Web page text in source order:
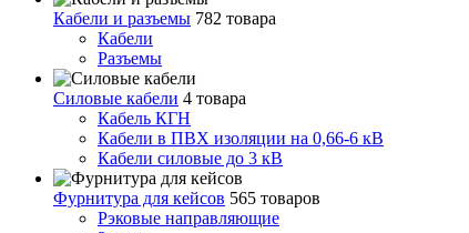
Кабели и разъемы 782 товара
Кабели
Разъемы
Силовые кабели 4 товара
Кабель КГН
Кабели в ПВХ изоляции на 0,66-6 кВ
Кабели силовые до 3 кВ
Фурнитура для кейсов 565 товаров
Рэковые направляющие